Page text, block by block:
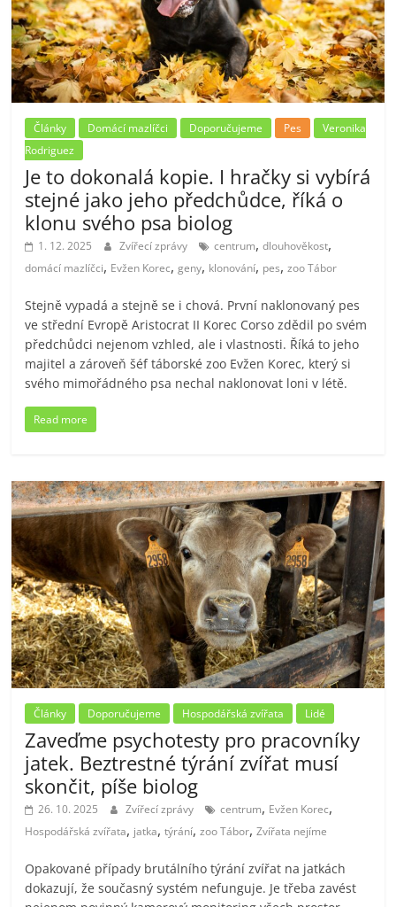
Články Domácí mazlíčci Doporučujeme Pes
Veronika
Rodriguez
Je to dokonalá kopie. I hračky si vybírá
stejné jako jeho předchůdce, říká o
klonu svého psa biolog
1. 12. 2025 Zvířecí zprávy centrum,dlouhověkost,
domácí mazlíčci, Evžen Korec,geny, klonování, pes,zoo Tábor
Stejně vypadá a stejně se i chová. První naklonovaný pes
ve střední Evropě Aristocrat II Korec Corso zdědil po svém
předchůdci nejenom vzhled, ale i vlastnosti. Říká to jeho
majitel a zároveň šéf táborské zoo Evžen Korec, který si
svého mimořádného psa nechal naklonovat loni v létě.
Read more
Články Doporučujeme Hospodářská zvířata Lidé
Zaveďme psychotesty pro pracovníky
jatek. Beztrestné týrání zvířat musí
skončit, píše biolog
26. 10. 2025 Zvířecí zprávy centrum, Evžen Korec,
Hospodářská zvířata, jatka,týrání,zoo Tábor,Zvířata nejíme
Opakované případy brutálního týrání zvířat na jatkách
dokazují, že současný systém nefunguje. Je třeba zavést